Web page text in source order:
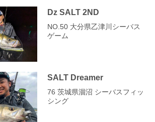
Dz SALT 2ND
NO.50 大分県乙津川シーバス
ゲーム
SALT Dreamer
76 茨城県涸沼 シーバスフィッ
シング